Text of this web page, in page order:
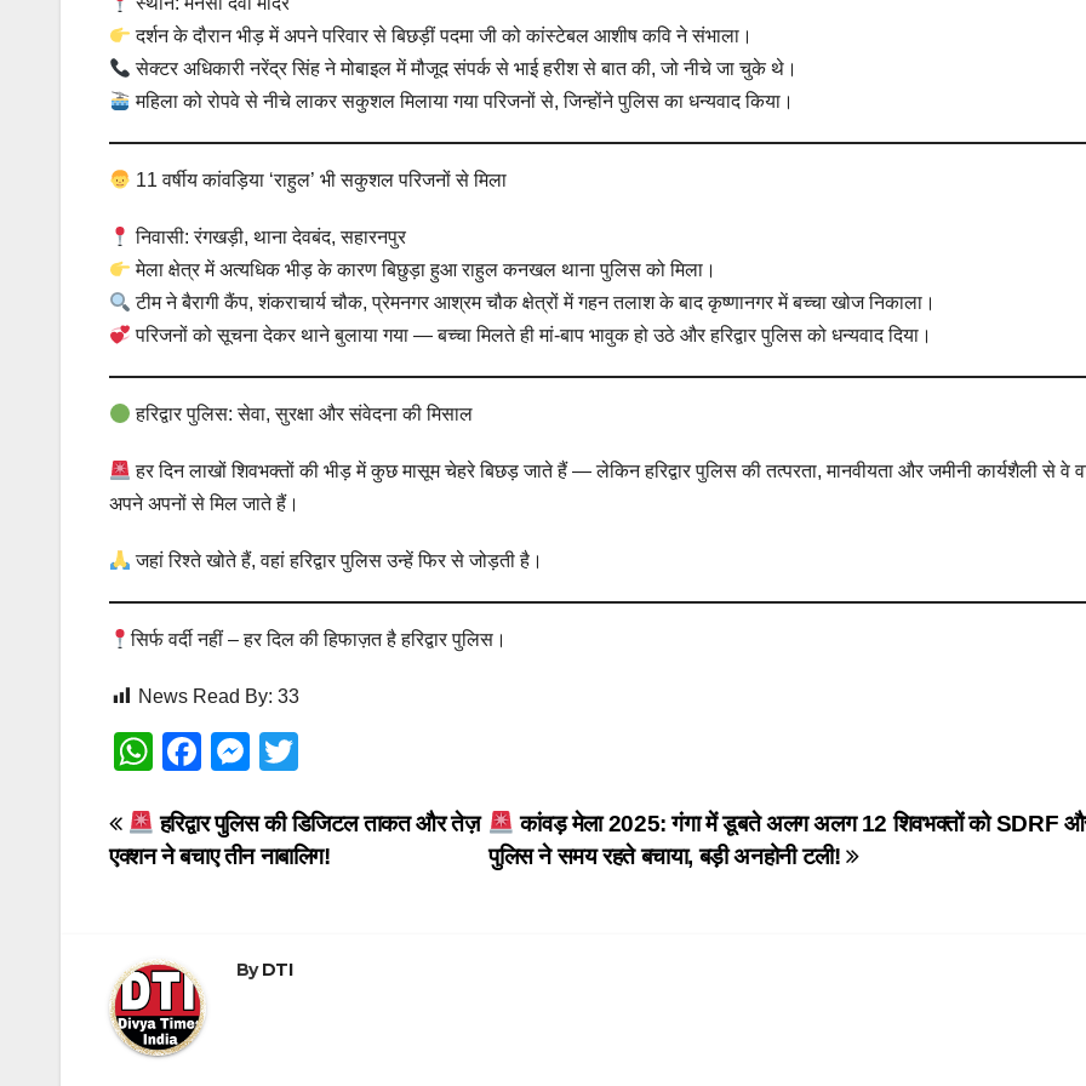
दर्शन के दौरान भीड़ में अपने परिवार से बिछड़ीं पदमा जी को कांस्टेबल आशीष कवि ने संभाला।
सेक्टर अधिकारी नरेंद्र सिंह ने मोबाइल में मौजूद संपर्क से भाई हरीश से बात की, जो नीचे जा चुके थे।
महिला को रोपवे से नीचे लाकर सकुशल मिलाया गया परिजनों से, जिन्होंने पुलिस का धन्यवाद किया।
11 वर्षीय कांवड़िया ‘राहुल’ भी सकुशल परिजनों से मिला
निवासी: रंगखड़ी, थाना देवबंद, सहारनपुर
मेला क्षेत्र में अत्यधिक भीड़ के कारण बिछुड़ा हुआ राहुल कनखल थाना पुलिस को मिला।
टीम ने बैरागी कैंप, शंकराचार्य चौक, प्रेमनगर आश्रम चौक क्षेत्रों में गहन तलाश के बाद कृष्णानगर में बच्चा खोज निकाला।
परिजनों को सूचना देकर थाने बुलाया गया — बच्चा मिलते ही मां-बाप भावुक हो उठे और हरिद्वार पुलिस को धन्यवाद दिया।
हरिद्वार पुलिस: सेवा, सुरक्षा और संवेदना की मिसाल
हर दिन लाखों शिवभक्तों की भीड़ में कुछ मासूम चेहरे बिछड़ जाते हैं — लेकिन हरिद्वार पुलिस की तत्परता, मानवीयता और जमीनी कार्यशैली से वे
अपने अपनों से मिल जाते हैं।
जहां रिश्ते खोते हैं, वहां हरिद्वार पुलिस उन्हें फिर से जोड़ती है।
सिर्फ वर्दी नहीं – हर दिल की हिफाज़त है हरिद्वार पुलिस।
News Read By: 33
W
at
s
p
F
c
e
o
k
M
ss
e
er
tt
er
Post
navigation
कांवड़ मेला 2025: गंगा में डूबते अलग अलग 12 शिवभक्तों को SDRF
पुलिस ने समय रहते बचाया, बड़ी अनहोनी टली!
हरिद्वार पुलिस की डिजिटल ताकत और तेज़
एक्शन ने बचाए तीन नाबालिग!
ByDTI